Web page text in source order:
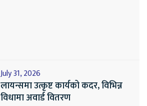
July 31, 2026
लायन्समा उत्कृष्ट कार्यको कदर, विभिन्न
विधामा अवार्ड वितरण